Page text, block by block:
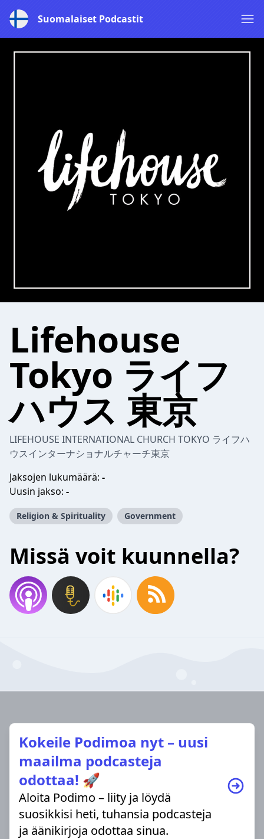
Suomalaiset Podcastit
Lifehouse
Tokyo ライフ
ハウス 東京
LIFEHOUSE INTERNATIONAL CHURCH TOKYO ライフハ
ウスインターナショナルチャーチ東京
Jaksojen lukumäärä: -
Uusin jakso: -
Religion & Spirituality Government
Missä voit kuunnella?
Kokeile Podimoa nyt – uusi
maailma podcasteja
odottaa! 🚀
Aloita Podimo – liity ja löydä
suosikkisi heti, tuhansia podcasteja
ja äänikirjoja odottaa sinua.